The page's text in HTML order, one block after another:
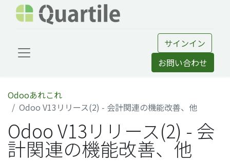
サインイン
お問い合わせ
Odooあれこれ
Odoo V13リリース(2) - 会計関連の機能改善、他
Odoo V13リリース(2) - 会
計関連の機能改善、他